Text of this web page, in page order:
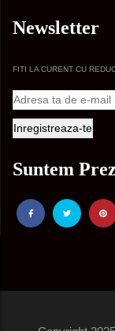
Newsletter
FITI LA CURENT CU
Suntem